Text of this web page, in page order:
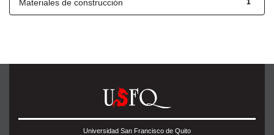
1
Materiales de construcción
Universidad San Francisco de Quito